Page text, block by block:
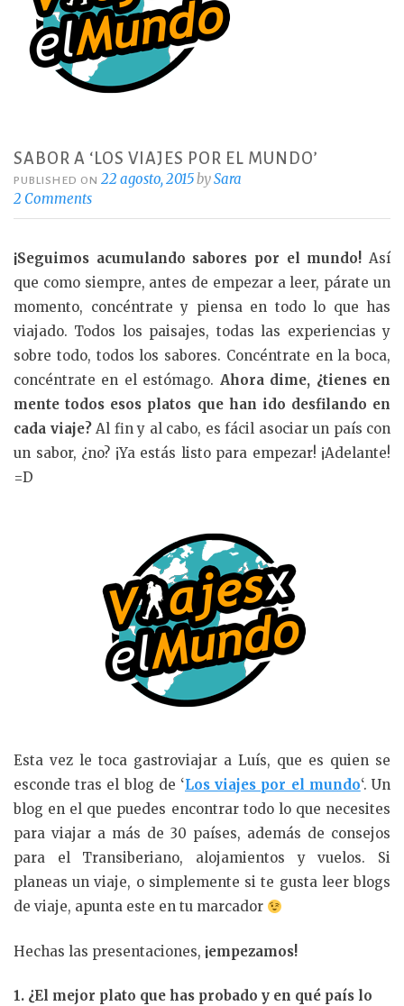
SABOR A ‘LOS VIAJES POR EL MUNDO’
PUBLISHED ON22 agosto, 2015bySara
2 Comments
¡Seguimos acumulando sabores por el mundo! Así
que como siempre, antes de empezar a leer, párate un
momento, concéntrate y piensa en todo lo que has
viajado. Todos los paisajes, todas las experiencias y
sobre todo, todos los sabores. Concéntrate en la boca,
concéntrate en el estómago. Ahora dime, ¿tienes en
mente todos esos platos que han ido desfilando en
cada viaje?Al fin y al cabo, es fácil asociar un país con
un sabor, ¿no? ¡Ya estás listo para empezar! ¡Adelante!
=D
Esta vez le toca gastroviajar a Luís, que es quien se
esconde tras el blog de ‘Los viajes por el mundo‘. Un
blog en el que puedes encontrar todo lo que necesites
para viajar a más de 30 países, además de consejos
para el Transiberiano, alojamientos y vuelos. Si
planeas un viaje, o simplemente si te gusta leer blogs
de viaje, apunta este en tu marcador
Hechas las presentaciones, ¡empezamos!
1. ¿El mejor plato que has probado y en qué país lo